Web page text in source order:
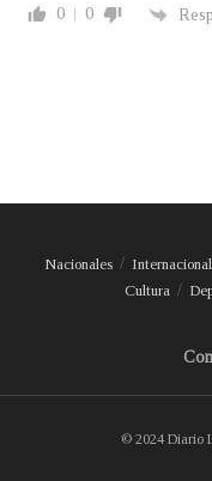
0 0
Nacionales
Cultura
© 2024 Diario